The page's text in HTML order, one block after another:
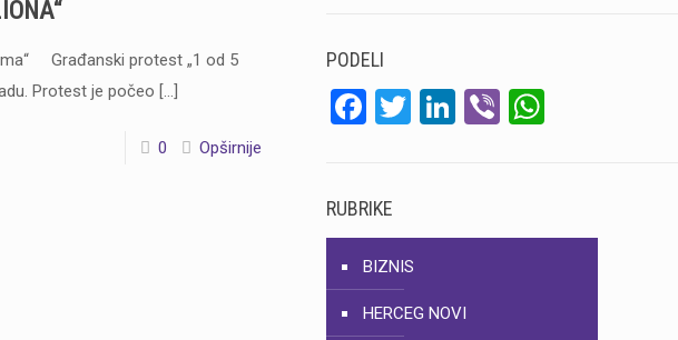
Građanski protest „1 od 5
Protest je počeo […]
0 Opširnije
PODELI
Facebook
Twitter
LinkedIn
Viber
RUBRIKE
BIZNIS
HERCEG NOVI